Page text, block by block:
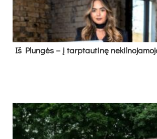
Iš Plungės – į tarptautinę